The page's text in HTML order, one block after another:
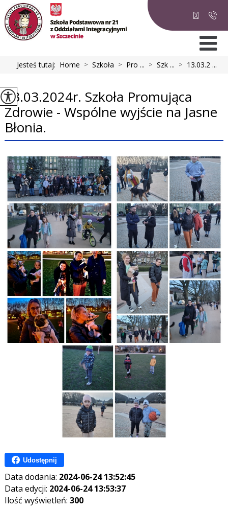
Jesteś tutaj: Home > Szkoła > Pro ... > Szk ... > 13.03.2 ...
13.03.2024r. Szkoła Promująca
Zdrowie - Wspólne wyjście na Jasne
Błonia.
Udostępnij
Data dodania: 2024-06-24 13:52:45
Data edycji: 2024-06-24 13:53:37
Ilość wyświetleń: 300